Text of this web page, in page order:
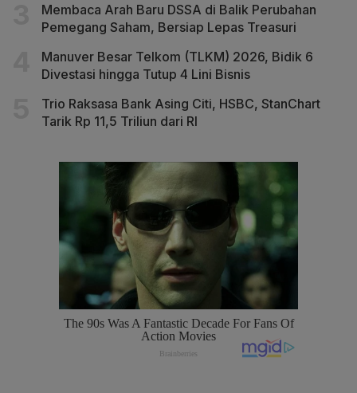
Membaca Arah Baru DSSA di Balik Perubahan
Pemegang Saham, Bersiap Lepas Treasuri
Manuver Besar Telkom (TLKM) 2026, Bidik 6
Divestasi hingga Tutup 4 Lini Bisnis
Trio Raksasa Bank Asing Citi, HSBC, StanChart
Tarik Rp 11,5 Triliun dari RI